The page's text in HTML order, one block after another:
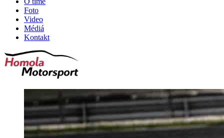
Foto
Video
Médiá
Kontakt